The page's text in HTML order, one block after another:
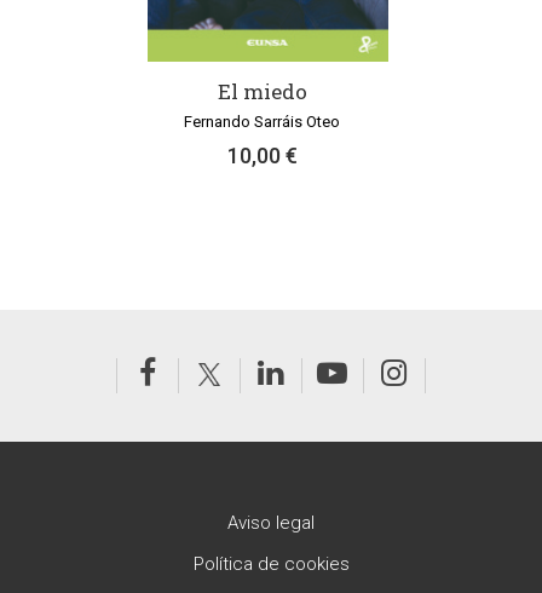
El miedo
Fernando Sarráis Oteo
10,00 €
Aviso legal
Política de cookies